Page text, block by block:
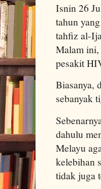
Isnin 26
tahun
tahfiz al-
Malam ini,
pesakit
Biasanya,
sebanyak
dahulu
Melayu
kelebihan
tidak juga